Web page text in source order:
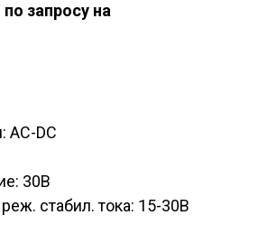
запросу на
AC-DC
30В
стабил. тока: 15-30В